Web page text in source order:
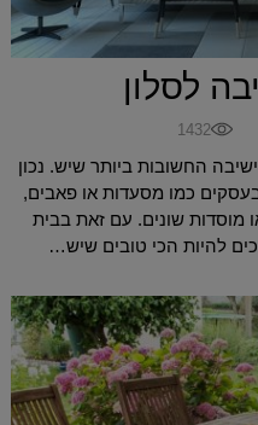
לסלון
1432
החשובות ביותר שיש. נכון
כמו מסעדות או פאבים,
מוסדות שונים. עם זאת בבית
להיות הכי טובים שיש…